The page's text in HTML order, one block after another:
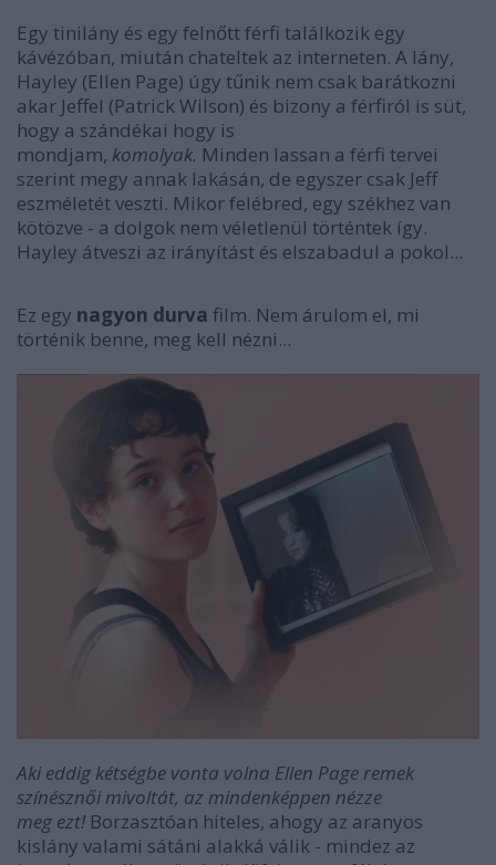
Egy tinilány és egy felnőtt férfi találkozik egy
kávézóban, miután chateltek az interneten. A lány,
Hayley (Ellen Page) úgy tűnik nem csak barátkozni
akar Jeffel (Patrick Wilson) és bizony a férfiról is süt,
hogy a szándékai hogy is
mondjam, komolyak. Minden lassan a férfi tervei
szerint megy annak lakásán, de egyszer csak Jeff
eszméletét veszti. Mikor felébred, egy székhez van
kötözve - a dolgok nem véletlenül történtek így.
Hayley átveszi az irányítást és elszabadul a pokol...
Ez egy nagyon durva film. Nem árulom el, mi
történik benne, meg kell nézni...
Aki eddig kétségbe vonta volna Ellen Page remek
színésznői mivoltát, az mindenképpen nézze
meg ezt! Borzasztóan hiteles, ahogy az aranyos
kislány valami sátáni alakká válik - mindez az